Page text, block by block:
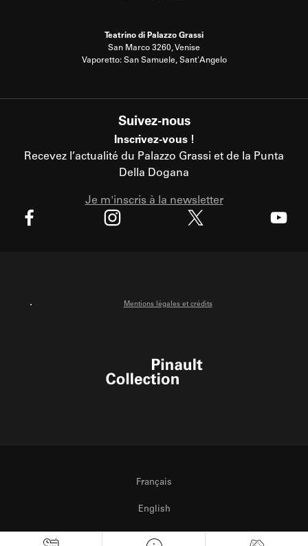
Teatrino di Palazzo Grassi
San Marco 3260, Venise
Vaporetto: San Samuele, Sant'Angelo
Suivez-nous
Inscrivez-vous !
Recevez l’actualité du Palazzo Grassi et de la Punta
Della Dogana
Je m'inscris à la newsletter
Mentions légales et crédits
Français
English
Italiano